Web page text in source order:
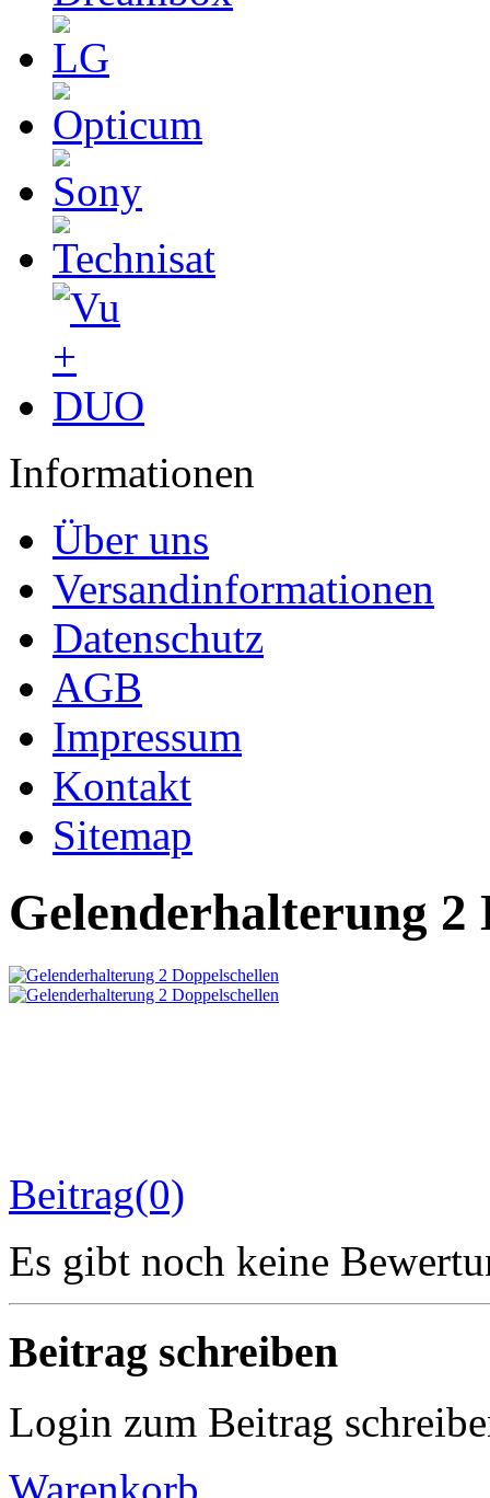
Informationen
Über uns
Versandinformationen
Datenschutz
AGB
Impressum
Kontakt
Sitemap
Gelenderhalterung 2
Beitrag(0)
Es gibt noch keine
Beitrag schreiben
Login zum Beitrag